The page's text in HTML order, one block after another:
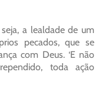
seja, a lealdade de um
pecados, que se
com Deus. ‘E não
toda ação